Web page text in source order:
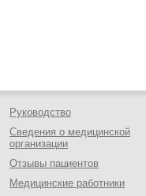
Руководство
Сведения о медицинской
организации
Отзывы пациентов
Медицинские работники